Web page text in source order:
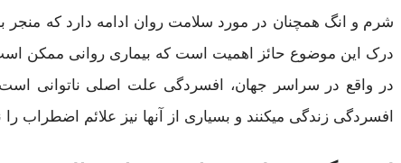
شرم و انگ همچنان در مورد سلامت روان ادامه دارد که
درک این موضوع حائز اهمیت است که بیماری روانی ممکن است
افسردگی زندگی میکنند و بسیاری از آنها نیز علائم اضطراب